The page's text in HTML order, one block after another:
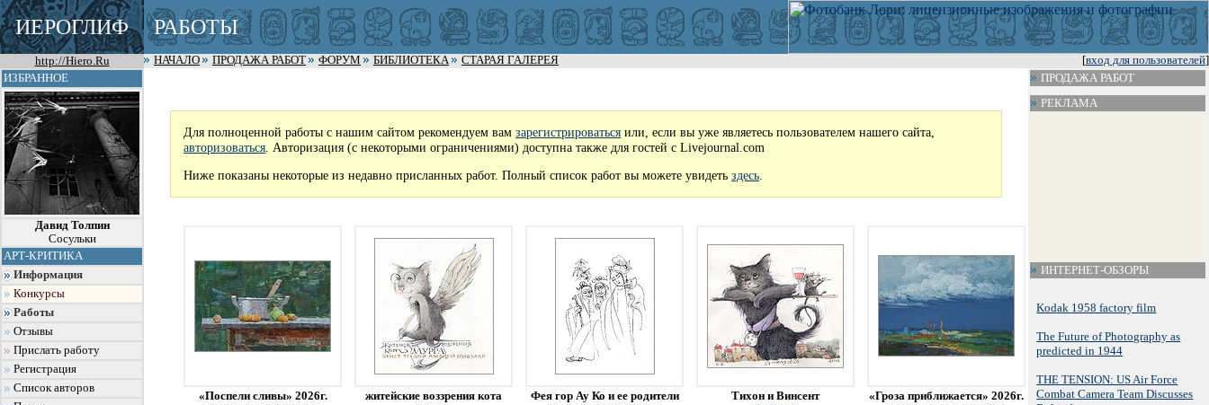
ИЕРОГЛИФ РАБОТЫ
http://Hiero.Ru [вход для пользователей]
НАЧАЛО ПРОДАЖА РАБОТ ФОРУМ БИБЛИОТЕКА
СТАРАЯ ГАЛЕРЕЯ
ИЗБРАННОЕ
Давид Толпин
Сосульки
АРТ-КРИТИКА
Информация
Конкурсы
Работы
Отзывы
Прислать работу
Регистрация
Список авторов
Для полноценной работы с нашим сайтом рекомендуем вамзарегистрироваться или, если вы уже являетесь пользователем нашего сайта,
авторизоваться . Авторизация (с некоторыми ограничениями) доступна также для гостей с Livejournal.com
Ниже показаны некоторые из недавно присланных работ. Полный список работ вы можете увидетьздесь.
«Поспели сливы» 2026г.
житейские воззрения кота
Фея гор Ау Ко и ее родители
Тихон и Винсент
«Гроза приближается» 2026г.
ПРОДАЖА РАБОТ
РЕКЛАМА
ИНТЕРНЕТ-ОБЗОРЫ
Kodak 1958 factory film
The Future of Photography as
predicted in 1944
THE TENSION: US Air Force
Combat Camera Team Discusses